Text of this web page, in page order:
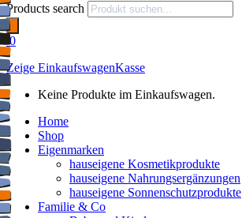
Products search
0
Zeige EinkaufswagenKasse
Keine Produkte im Einkaufswagen.
Home
Shop
Eigenmarken
hauseigene Kosmetikprodukte
hauseigene Nahrungsergänzungen
hauseigene Sonnenschutzprodukte
Familie & Co